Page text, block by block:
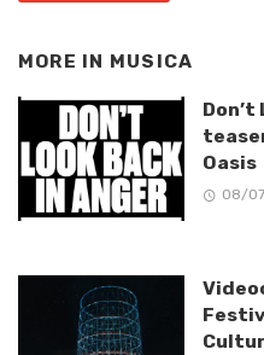
MORE IN MUSICA
Don’t
Oasis
08/